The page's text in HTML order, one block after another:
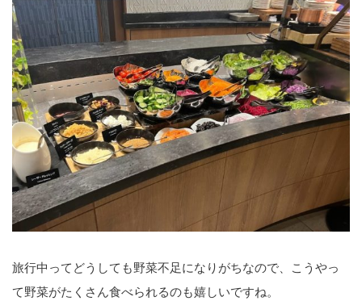
旅行中ってどうしても野菜不足になりがちなので、こうやっ
て野菜がたくさん食べられるのも嬉しいですね。